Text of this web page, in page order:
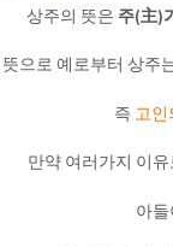
상주의 뜻은 주(主)
뜻으로 예로부터 상주
즉 고인
만약 여러가지 이
아